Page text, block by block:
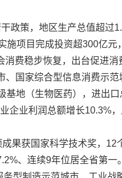
政策，地区生产总值超过
施项目完成投资超300亿元
费稳步恢复，出台促进
国家综合型信息消费示
基地（生物医药），进出
企业利润总额增长10.3%
获国家科学技术奖，12
、连续9年位居全省第一